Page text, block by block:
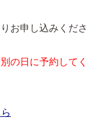
お申し込みくださ
の日に予約してく